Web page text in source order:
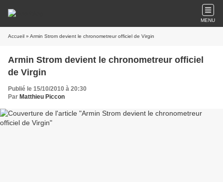
MENU
Accueil » Armin Strom devient le chronometreur officiel de Virgin
Armin Strom devient le chronometreur officiel
de Virgin
Publié le 15/10/2010 à 20:30
Par Matthieu Piccon